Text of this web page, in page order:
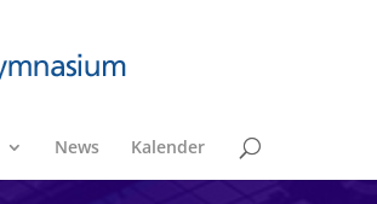
News Kalender